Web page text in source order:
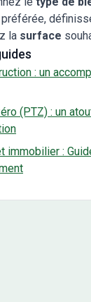
préférée,
la surface
: un
(PTZ) : un
immobilier :